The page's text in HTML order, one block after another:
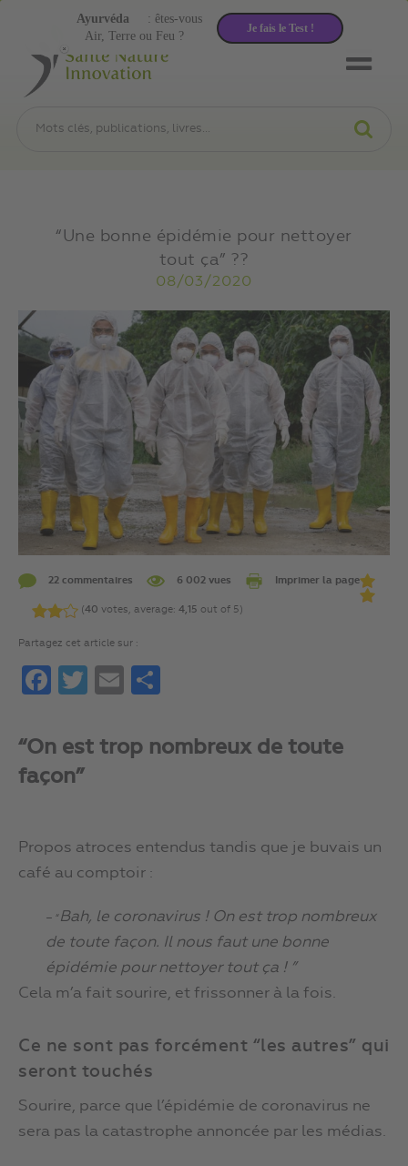
“Une bonne épidémie pour nettoyer
tout ça” ??
08/03/2020
22 commentaires 6 002 vues Imprimer la page
(40 votes, average: 4,15 out of 5)
Partagez cet article sur :
FacebookTwitterEmail
“On est trop nombreux de toute
façon”
Propos atroces entendus tandis que je buvais un
café au comptoir :
– “Bah, le coronavirus ! On est trop nombreux
de toute façon. Il nous faut une bonne
épidémie pour nettoyer tout ça ! ”
Cela m’a fait sourire, et frissonner à la fois.
Ce ne sont pas forcément “les autres” qui
seront touchés
Sourire, parce que l’épidémie de coronavirus ne
sera pas la catastrophe annoncée par les médias.
Air, Terre ou Feu ?
Ayurvéda : êtes-vous
Je fais le Test !